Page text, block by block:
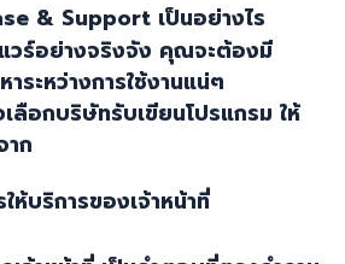
& Support เป็นอย่างไร
วร์อย่างจริงจัง คุณจะต้องมี
ระหว่างการใช้งานแน่ๆ
ลือกบริษัทรับเขียนโปรแกรม ให้
ก
ให้บริการของเจ้าหน้าที่